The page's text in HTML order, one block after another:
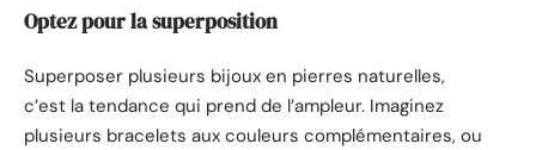
Optez pour la superposition
Superposer plusieurs bijoux en pierres naturelles,
c’est la tendance qui prend de l’ampleur. Imaginez
plusieurs bracelets aux couleurs complémentaires, ou